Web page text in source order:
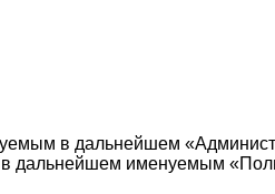
в дальнейшем
дальнейшем именуемым